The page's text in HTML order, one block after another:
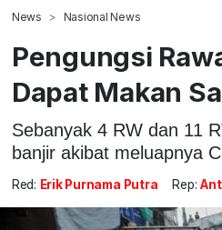
News Nasional News
Pengungsi
Dapat Makan
Sebanyak 4 RW dan 11
banjir akibat meluapnya
Red: Erik Purnama Putra Rep: